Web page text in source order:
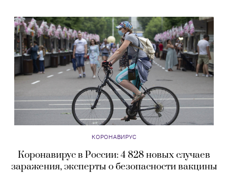
КОРОНАВИРУС
Коронавирус в России: 4 828 новых случаев
заражения, эксперты о безопасности вакцины